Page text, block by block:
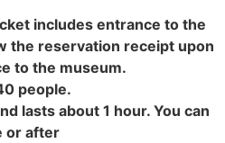
includes entrance to the
the reservation receipt upon
to the museum.
people.
lasts about 1 hour. You can
or after